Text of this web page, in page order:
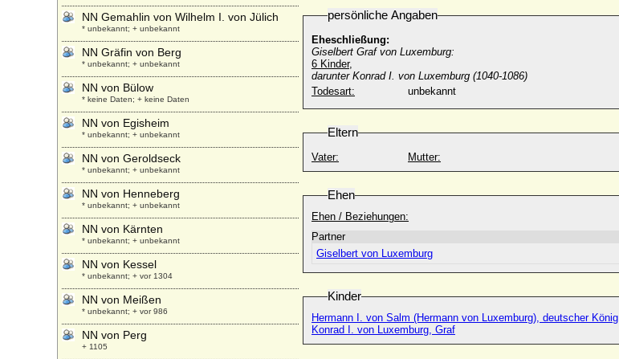
persönliche Angaben
Eheschließung:
Giselbert Graf von Luxemburg:
6 Kinder,
darunter Konrad I. von Luxemburg (1040-1086)
Todesart:
unbekannt
Eltern
Vater: Mutter:
Ehen
Ehen / Beziehungen:
Partner
Giselbert von Luxemburg
Kinder
Hermann I. von Salm (Hermann von Luxemburg), deutscher König
Konrad I. von Luxemburg, Graf
NN Gemahlin von Wilhelm I. von Jülich
* unbekannt; + unbekannt
NN Gräfin von Berg
* unbekannt; + unbekannt
NN von Bülow
* keine Daten; + keine Daten
NN von Egisheim
* unbekannt; + unbekannt
NN von Geroldseck
* unbekannt; + unbekannt
NN von Henneberg
* unbekannt; + unbekannt
NN von Kärnten
* unbekannt; + unbekannt
NN von Kessel
* unbekannt; + vor 1304
NN von Meißen
* unbekannt; + vor 986
NN von Perg
+ 1105